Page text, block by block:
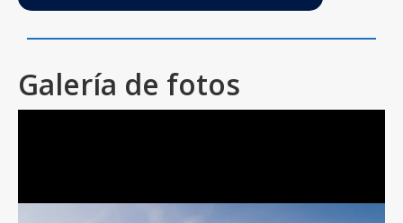
Galería de fotos